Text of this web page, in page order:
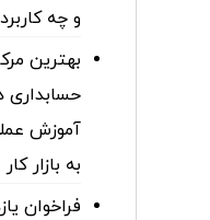
و چه
بهترین
حسابداری
آموزش
به بازار کار
فراخوان